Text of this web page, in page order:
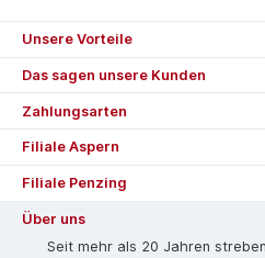
Unsere Vorteile
Das sagen unsere Kunden
Zahlungsarten
Filiale Aspern
Filiale Penzing
Über uns
Seit mehr als 20 Jahren